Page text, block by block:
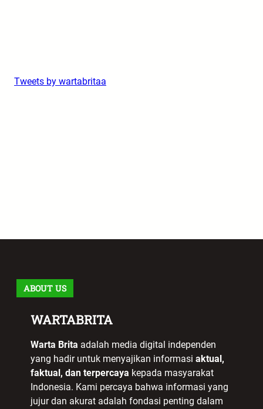
Tweets by wartabritaa
ABOUT US
WARTABRITA
Warta Brita adalah media digital independen
yang hadir untuk menyajikan informasi aktual,
faktual, dan terpercaya kepada masyarakat
Indonesia. Kami percaya bahwa informasi yang
jujur dan akurat adalah fondasi penting dalam